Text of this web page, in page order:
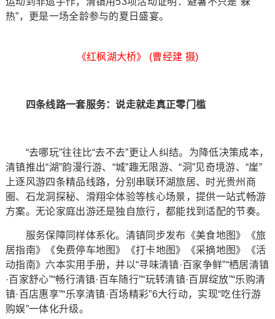
热”，更是一场全龄参与的夏日盛宴。
《红枫湖大桥》 (曹经建 摄)
四条线路一套服务：说走就走真正零门槛
“去哪玩”往往比“去不去”更让人纠结。为降低决策成本，
清镇推出“湖”韵漫行游、“城”趣无限游、“洞”见奇境游、“崖”
上逐风游四条精品线路，分别串联环湖旅居、时光贵州商
圈、石龙洞探秘、滑翔伞体验等核心场景，提供一站式畅游
方案。无论家庭出游还是独自旅行，都能找到适配的节奏。
服务保障同样体系化。清镇同步发布《美食地图》《旅
居指南》《免费停车地图》《打卡地图》《采摘地图》《活
动指南》六本实用手册，并以“寻味清镇·百家争鲜”“栖居清镇
·百家舒心”“畅行清镇·百车随行”“玩转清镇·百屏绽放”“乐购清
镇·百店惠享”“乐享清镇·百场精彩”6大行动，实现“吃住行游
购娱”一体化升级。